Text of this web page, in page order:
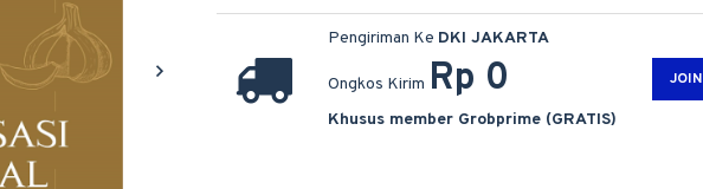
Pengiriman Ke DKI JAKARTA
Ongkos Kirim Rp 0
Khusus member Grobprime (GRATIS)
JOIN